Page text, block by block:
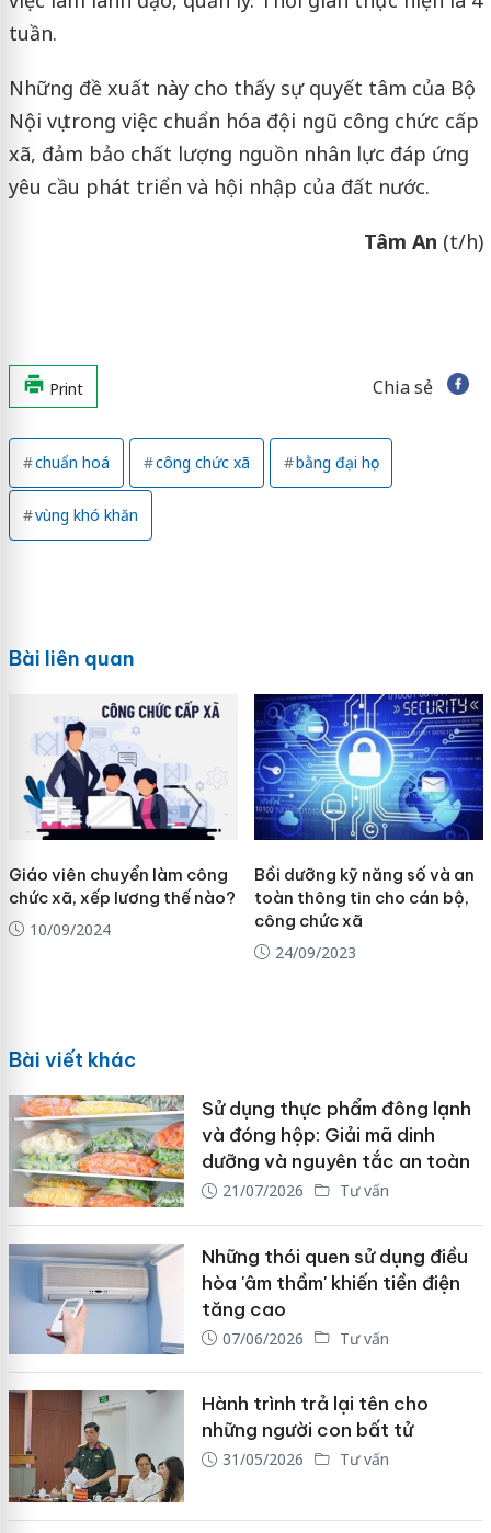
tuần.
Những đề xuất này cho thấy sự quyết tâm của Bộ
Nội vụ trong việc chuẩn hóa đội ngũ công chức cấp
xã, đảm bảo chất lượng nguồn nhân lực đáp ứng
yêu cầu phát triển và hội nhập của đất nước.
Tâm An (t/h)
Print Chia sẻ
chuẩn hoá công chức xã bằng đại học
vùng khó khăn
Bài liên quan
Giáo viên chuyển làm công
chức xã, xếp lương thế nào?
10/09/2024
Bồi dưỡng kỹ năng số và an
toàn thông tin cho cán bộ,
công chức xã
24/09/2023
Bài viết khác
Sử dụng thực phẩm đông lạnh
và đóng hộp: Giải mã dinh
dưỡng và nguyên tắc an toàn
21/07/2026 Tư vấn
Những thói quen sử dụng điều
hòa 'âm thầm' khiến tiền điện
tăng cao
07/06/2026 Tư vấn
Hành trình trả lại tên cho
những người con bất tử
31/05/2026 Tư vấn